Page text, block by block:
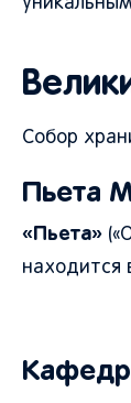
Собор
Пьета
«Пьета»
находится